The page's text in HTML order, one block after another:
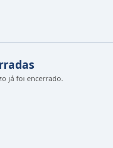
já foi encerrado.